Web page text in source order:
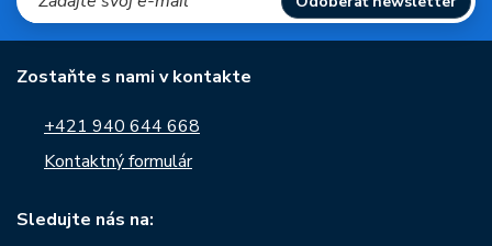
Zostaňte s nami v kontakte
+421 940 644 668
Kontaktný formulár
Sledujte nás na: